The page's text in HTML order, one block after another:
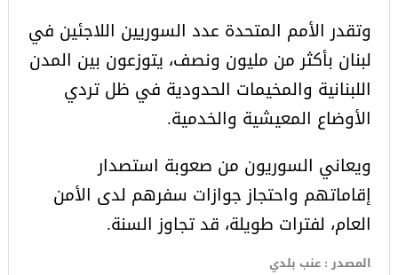
وتقدر الأمم المتحدة عدد السوريين اللاجئين في
لبنان بأكثر من مليون ونصف، يتوزعون بين المدن
اللبنانية والمخيمات الحدودية في ظل تردي
الأوضاع المعيشية والخدمية.
ويعاني السوريون من صعوبة استصدار
إقاماتهم واحتجاز جوازات سفرهم لدى الأمن
العام، لفترات طويلة، قد تجاوز السنة.
المصدر : عنب بلدي